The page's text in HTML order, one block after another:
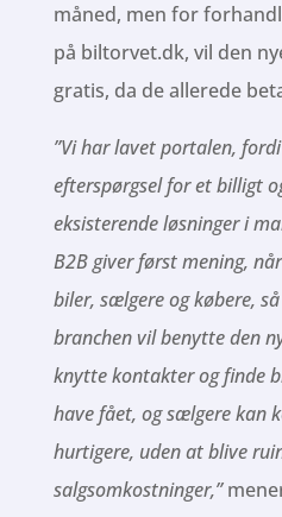
måned, men for
på biltorvet.dk, vil den
gratis, da de allerede
”Vi har lavet portalen,
efterspørgsel for et billigt
eksisterende løsninger i
B2B giver først mening,
biler, sælgere og købere,
branchen vil benytte den
knytte kontakter og finde
have fået, og sælgere kan
hurtigere, uden at blive
salgsomkostninger,”